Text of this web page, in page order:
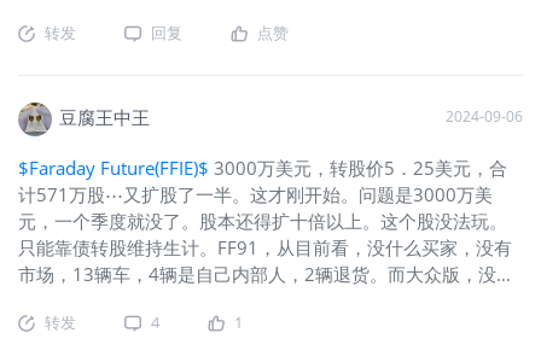
转发 回复 点赞
豆腐王中王 2024-09-06
$Faraday Future(FFIE)$ 3000万美元，转股价5．25美元，合
计571万股⋯又扩股了一半。这才刚开始。问题是3000万美
元，一个季度就没了。股本还得扩十倍以上。这个股没法玩。
只能靠债转股维持生计。FF91，从目前看，没什么买家，没有
市场，13辆车，4辆是自己内部人，2辆退货。而大众版，没有
转发 4 1